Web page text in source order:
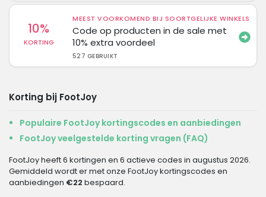
10%
KORTING
MEEST VOORKOMEND BIJ SOORTGELIJKE WINKELS
Code op producten in de sale met
10% extra voordeel
527 GEBRUIKT
Korting bij FootJoy
Populaire FootJoy kortingscodes en aanbiedingen
FootJoy veelgestelde korting vragen (FAQ)
FootJoy heeft 6 kortingen en 6 actieve codes in augustus 2026.
Gemiddeld wordt er met onze FootJoy kortingscodes en
aanbiedingen €22 bespaard.